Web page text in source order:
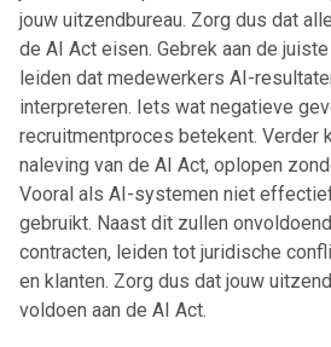
jouw uitzendbureau. Zorg dus dat
de AI Act eisen. Gebrek aan de
leiden dat medewerkers AI-
interpreteren. Iets wat negatieve
recruitmentproces betekent. Verder
naleving van de AI Act, oplopen
Vooral als AI-systemen niet
gebruikt. Naast dit zullen
contracten, leiden tot juridische
en klanten. Zorg dus dat jouw
voldoen aan de AI Act.
je mailbox
Alerts ontvangen
Artikelen
Alles Ingezonden ABU
Doorzaam
Flexmarkt